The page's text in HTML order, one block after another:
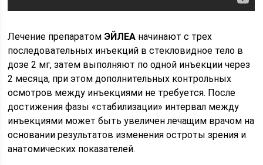
Лечение препаратом ЭЙЛЕА начинают с трех
последовательных инъекций в стекловидное тело в
дозе 2 мг, затем выполняют по одной инъекции через
2 месяца, при этом дополнительных контрольных
осмотров между инъекциями не требуется. После
достижения фазы «стабилизации» интервал между
инъекциями может быть увеличен лечащим врачом на
основании результатов изменения остроты зрения и
анатомических показателей.